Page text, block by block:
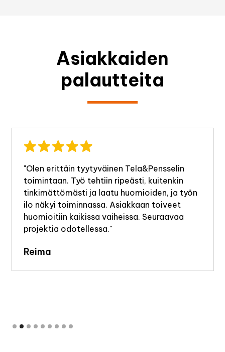
Asiakkaiden
palautteita
"Olen erittäin tyytyväinen Tela&Pensselin
toimintaan. Työ tehtiin ripeästi, kuitenkin
tinkimättömästi ja laatu huomioiden, ja työn
ilo näkyi toiminnassa. Asiakkaan toiveet
huomioitiin kaikissa vaiheissa. Seuraavaa
projektia odotellessa."
Reima
Slide 2 of 9.